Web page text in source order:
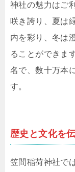
神社の魅力はご
咲き誇り、夏は
内を彩り、冬は
ることができま
名で、数十万本
す。
歴史と文化を
笠間稲荷神社で